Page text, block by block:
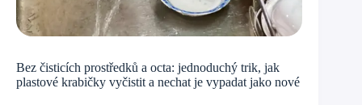
Bez čisticích prostředků a octa: jednoduchý trik, jak
plastové krabičky vyčistit a nechat je vypadat jako nové